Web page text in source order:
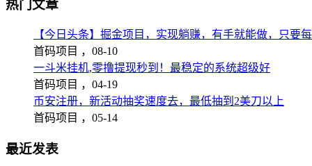
热门文章
【今日头条】掘金项目，实现躺赚，有手就能做，只要
首码项目 ， 08-10
一斗米挂机,零撸提现秒到！最稳定的系统超级好
首码项目 ， 04-19
币安注册，新活动抽奖速度去，最低抽到2美刀以上
首码项目 ， 05-14
最近发表